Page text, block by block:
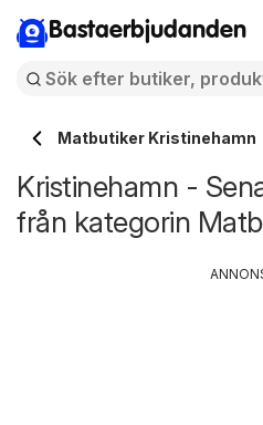
Bastaerbjudanden
Matbutiker Kristinehamn
Kristinehamn -
från kategorin